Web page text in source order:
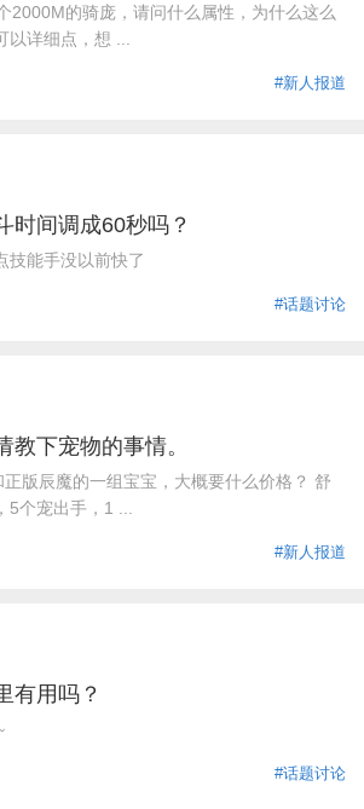
2000M的骑庞，请问什么属性，为什么这么
详细点，想 ...
#新人报道
时间调成60秒吗？
技能手没以前快了
#话题讨论
教下宠物的事情。
版辰魔的一组宝宝，大概要什么价格？ 舒
5个宠出手，1 ...
#新人报道
有用吗？
#话题讨论